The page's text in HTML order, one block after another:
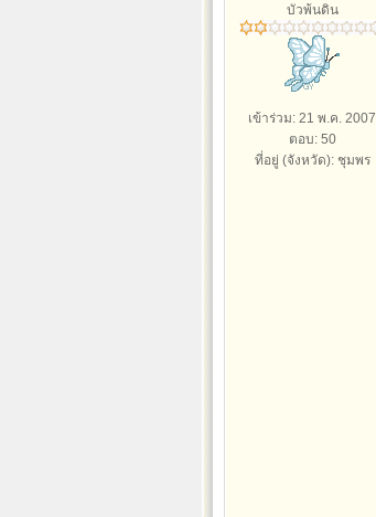
บัวพ้นดิน
เข้าร่วม: 21 พ.ค. 2007
ตอบ: 50
ที่อยู่ (จังหวัด): ชุมพร